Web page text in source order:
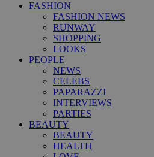
FASHION
FASHION NEWS
RUNWAY
SHOPPING
LOOKS
PEOPLE
NEWS
CELEBS
PAPARAZZI
INTERVIEWS
PARTIES
BEAUTY
BEAUTY
HEALTH